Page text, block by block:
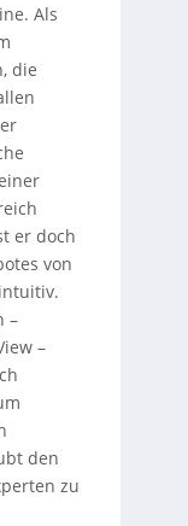
Als
die
er doch
von
–
–
den
zu